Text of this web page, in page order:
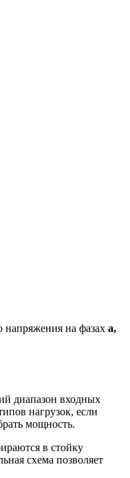
на фазах а,
диапазон входных
нагрузок, если
мощность.
в стойку
схема позволяет